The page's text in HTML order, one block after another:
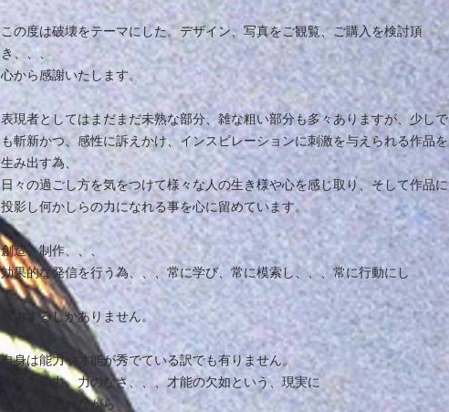
この度は破壊をテーマにした。デザイン、写真をご観覧、ご購入を検討頂
き、、、
心から感謝いたします。
表現者としてはまだまだ未熟な部分、雑な粗い部分も多々ありますが、少しで
も斬新かつ、感性に訴えかけ、インスピレーションに刺激を与えられる作品を
生み出す為、
日々の過ごし方を気をつけて様々な人の生き様や心を感じ取り、そして作品に
投影し何かしらの力になれる事を心に留めています。
創造、制作、、、
効果的な発信を行う為、、、常に学び、常に模索し、、、常に行動にし
て、、、
尽力するしかありません。
自身は能力や才能が秀でている訳でも有りません。
自身の能力、力のなさ、、、才能の欠如という、現実に
打ちひしがれながら